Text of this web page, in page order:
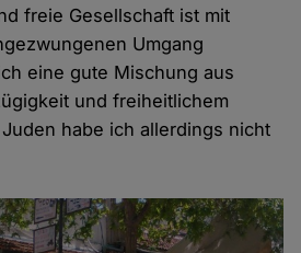
freie Gesellschaft ist mit
Umgang
eine gute Mischung aus
und freiheitlichem
habe ich allerdings nicht